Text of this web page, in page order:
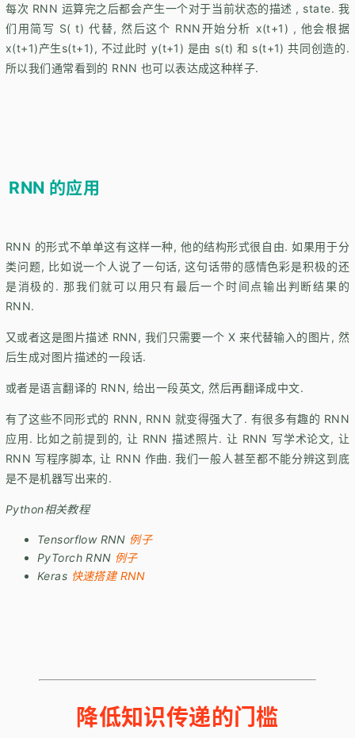
每次 RNN 运算完之后都会产生一个对于当前状态的描述 , state. 我
们用简写 S( t) 代替, 然后这个 RNN开始分析 x(t+1) , 他会根据
x(t+1)产生s(t+1), 不过此时 y(t+1) 是由 s(t) 和 s(t+1) 共同创造的.
所以我们通常看到的 RNN 也可以表达成这种样子.
RNN 的应用
RNN 的形式不单单这有这样一种, 他的结构形式很自由. 如果用于分
类问题, 比如说一个人说了一句话, 这句话带的感情色彩是积极的还
是消极的. 那我们就可以用只有最后一个时间点输出判断结果的
RNN.
又或者这是图片描述 RNN, 我们只需要一个 X 来代替输入的图片, 然
后生成对图片描述的一段话.
或者是语言翻译的 RNN, 给出一段英文, 然后再翻译成中文.
有了这些不同形式的 RNN, RNN 就变得强大了. 有很多有趣的 RNN
应用. 比如之前提到的, 让 RNN 描述照片. 让 RNN 写学术论文, 让
RNN 写程序脚本, 让 RNN 作曲. 我们一般人甚至都不能分辨这到底
是不是机器写出来的.
Python相关教程
Tensorflow RNN 例子
PyTorch RNN 例子
Keras 快速搭建 RNN
降低知识传递的门槛